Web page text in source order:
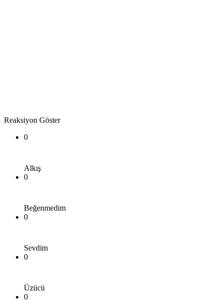
Reaksiyon Göster
0
Alkış
0
Beğenmedim
0
Sevdim
0
Üzücü
0